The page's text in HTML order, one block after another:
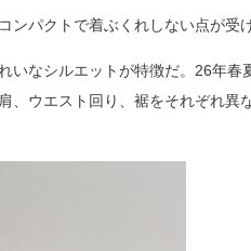
パクトで着ぶくれしない点が受け
なシルエットが特徴だ。26年春
、ウエスト回り、裾をそれぞれ異